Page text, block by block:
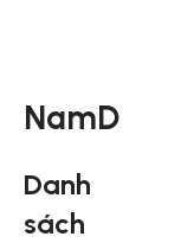
NamD
Danh
sách